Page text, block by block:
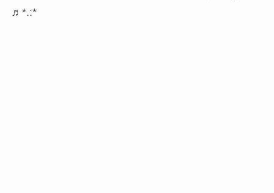
♬︎*.:*